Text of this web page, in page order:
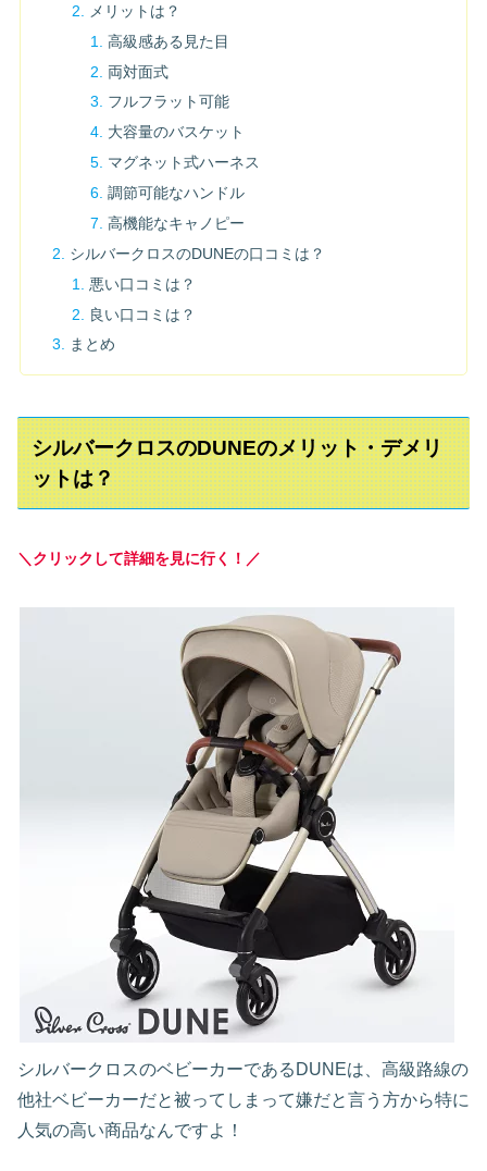
メリットは？
高級感ある見た目
両対面式
フルフラット可能
大容量のバスケット
マグネット式ハーネス
調節可能なハンドル
高機能なキャノピー
シルバークロスのDUNEの口コミは？
悪い口コミは？
良い口コミは？
まとめ
シルバークロスのDUNEのメリット・デメリ
ットは？
＼クリックして詳細を見に行く！／
シルバークロスのベビーカーであるDUNEは、高級路線の
他社ベビーカーだと被ってしまって嫌だと言う方から特に
人気の高い商品なんですよ！